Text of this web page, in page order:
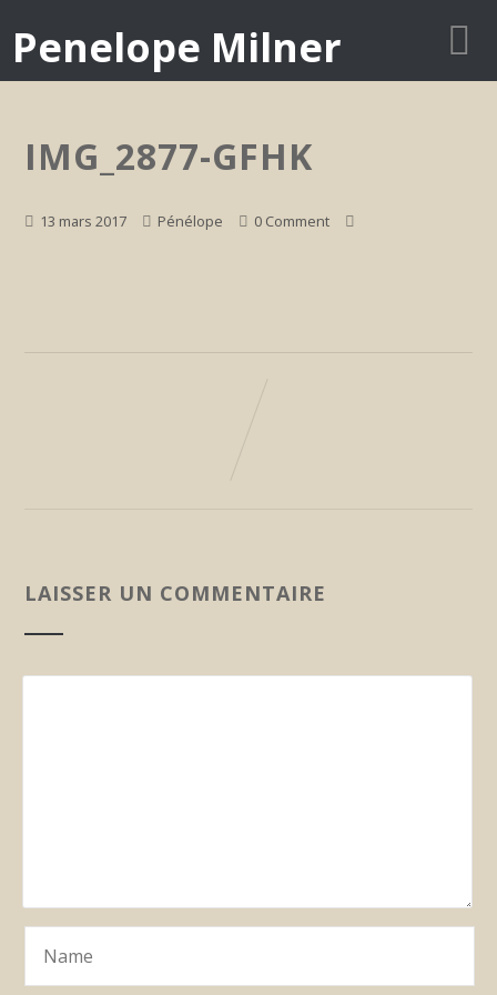
Penelope Milner
IMG_2877-GFHK
13 mars 2017 Pénélope 0 Comment
LAISSER UN COMMENTAIRE